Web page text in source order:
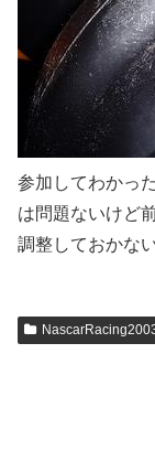
参加してわかっ
は問題ないけど
調整しておかない